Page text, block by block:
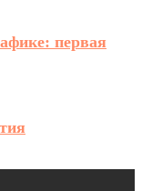
первая